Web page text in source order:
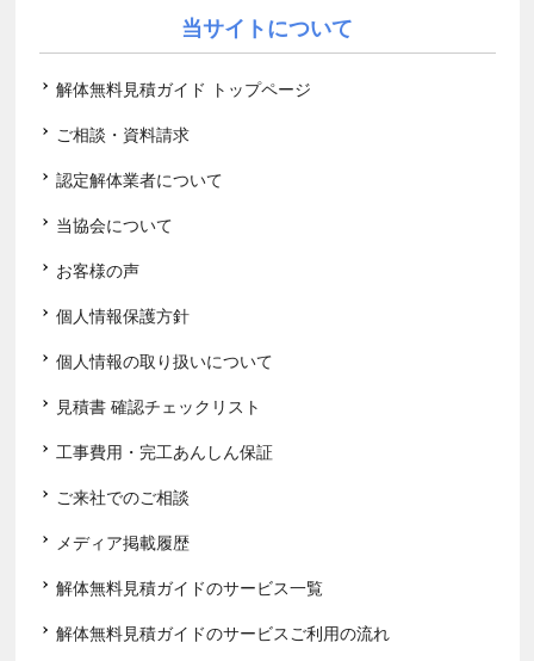
当サイトについて
解体無料見積ガイド トップページ
ご相談・資料請求
認定解体業者について
当協会について
お客様の声
個人情報保護方針
個人情報の取り扱いについて
見積書 確認チェックリスト
工事費用・完工あんしん保証
ご来社でのご相談
メディア掲載履歴
解体無料見積ガイドのサービス一覧
解体無料見積ガイドのサービスご利用の流れ